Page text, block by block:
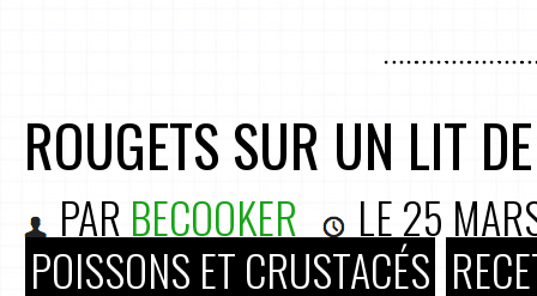
ROUGETS SUR UN LIT
PAR BECOOKER LE25
POISSONS ET CRUSTACÉS